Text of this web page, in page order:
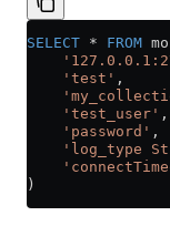
SELECT * FROM
    'test'
,
    'test_user'
,
    'password'
,
'log_type
)